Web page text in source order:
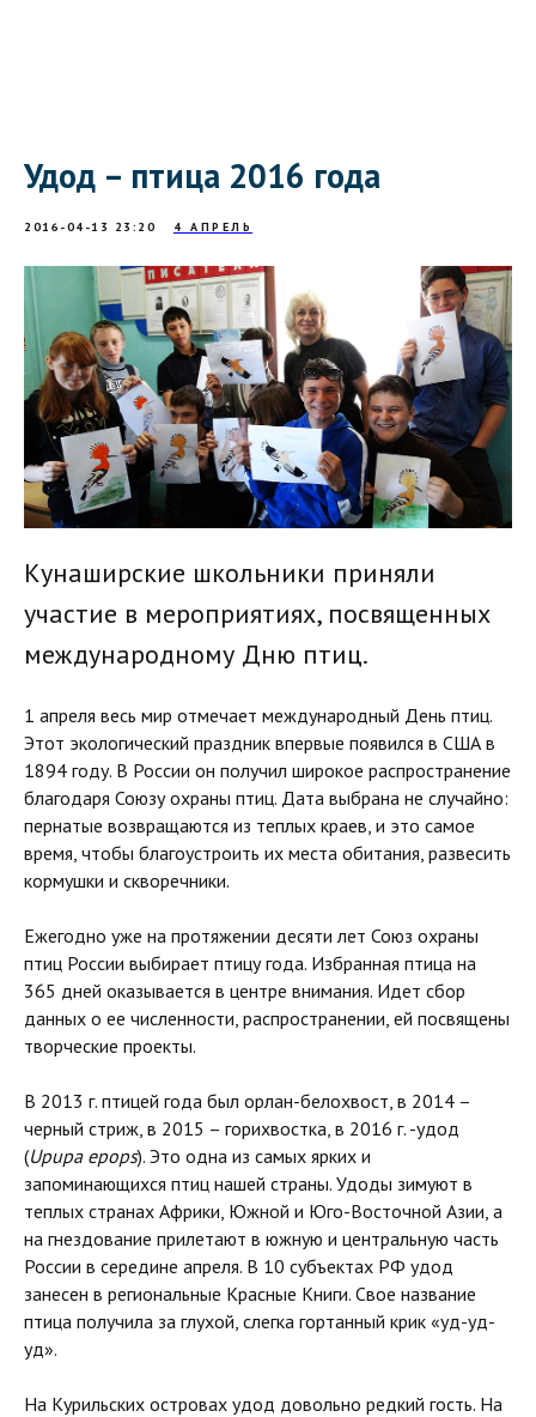
Удод – птица 2016 года
2016-04-13 23:20 4 АПРЕЛЬ
Кунаширские школьники приняли
участие в мероприятиях, посвященных
международному Дню птиц.
1 апреля весь мир отмечает международный День птиц.
Этот экологический праздник впервые появился в США в
1894 году. В России он получил широкое распространение
благодаря Союзу охраны птиц. Дата выбрана не случайно:
пернатые возвращаются из теплых краев, и это самое
время, чтобы благоустроить их места обитания, развесить
кормушки и скворечники.
Ежегодно уже на протяжении десяти лет Союз охраны
птиц России выбирает птицу года. Избранная птица на
365 дней оказывается в центре внимания. Идет сбор
данных о ее численности, распространении, ей посвящены
творческие проекты.
В 2013 г. птицей года был орлан-белохвост, в 2014 –
черный стриж, в 2015 – горихвостка, в 2016 г. -удод
(Upupa epops). Это одна из самых ярких и
запоминающихся птиц нашей страны. Удоды зимуют в
теплых странах Африки, Южной и Юго-Восточной Азии, а
на гнездование прилетают в южную и центральную часть
России в середине апреля. В 10 субъектах РФ удод
занесен в региональные Красные Книги. Свое название
птица получила за глухой, слегка гортанный крик «уд-уд-
уд».
На Курильских островах удод довольно редкий гость. На